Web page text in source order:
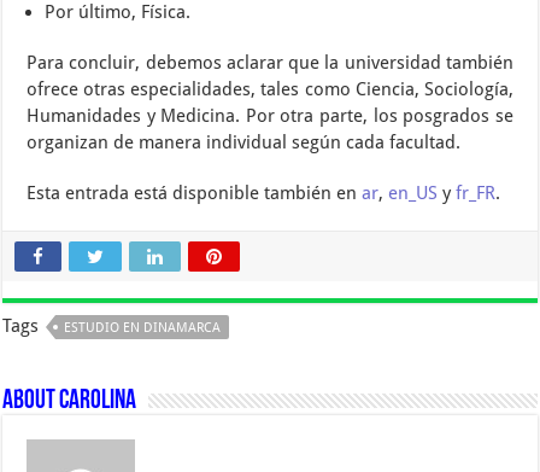
Por último, Física.
Para concluir, debemos aclarar que la universidad también
ofrece otras especialidades, tales como Ciencia, Sociología,
Humanidades y Medicina. Por otra parte, los posgrados se
organizan de manera individual según cada facultad.
Esta entrada está disponible también enar, en_US yfr_FR.
Tags ESTUDIO EN DINAMARCA
About Carolina